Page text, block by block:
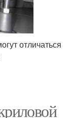
отличаться